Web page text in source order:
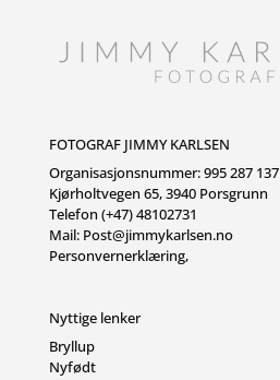
FOTOGRAF JIMMY KARLSEN
Organisasjonsnummer: 995 287 137
Kjørholtvegen 65, 3940 Porsgrunn
Telefon (+47) 48102731
Mail: Post@jimmykarlsen.no
Personvernerklæring,
Nyttige lenker
Bryllup
Nyfødt